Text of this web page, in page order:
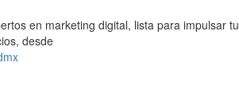
en marketing digital, lista para impulsar tu
desde